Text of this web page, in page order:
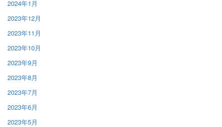
2024年1月
2023年12月
2023年11月
2023年10月
2023年9月
2023年8月
2023年7月
2023年6月
2023年5月